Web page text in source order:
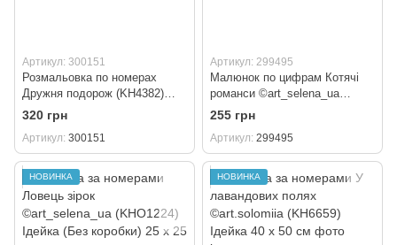
Артикул: 300151
Розмальовка по номерах
Дружня подорож (KH4382)
Ідейка 40 х 40 см
320 грн
Артикул 300151
Артикул: 299495
Малюнок по цифрам Котячі
романси ©art_selena_ua
(KHO6746) Ідейка (Без
коробки) 30 х 40 см
255 грн
Артикул 299495
НОВИНКА НОВИНКА